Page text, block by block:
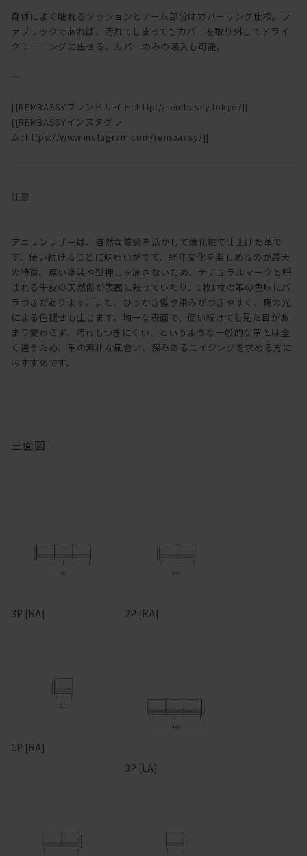
身体によく触れるクッションとアーム部分はカバーリング仕様。フ
ァブリックであれば、汚れてしまってもカバーを取り外してドライ
クリーニングに出せる。カバーのみの購入も可能。
[[REMBASSYブランドサイト::http://rembassy.tokyo/]]
[[REMBASSYインスタグラ
ム::https://www.instagram.com/rembassy/]]
注意
アニリンレザーは、自然な質感を活かして薄化粧で仕上げた革で
す。使い続けるほどに味わいがでて、経年変化を楽しめるのが最大
の特徴。厚い塗装や型押しを施さないため、ナチュラルマークと呼
ばれる牛皮の天然傷が表面に残っていたり、1枚1枚の革の色味にバ
ラつきがあります。また、ひっかき傷や染みがつきやすく、陽の光
による色褪せも生じます。均一な表面で、使い続けても見た目があ
まり変わらず、汚れもつきにくい、というような一般的な革とは全
く違うため、革の素朴な風合い、深みあるエイジングを求める方に
おすすめです。
三面図
3P [RA] 2P [RA]
1P [RA]
3P [LA]